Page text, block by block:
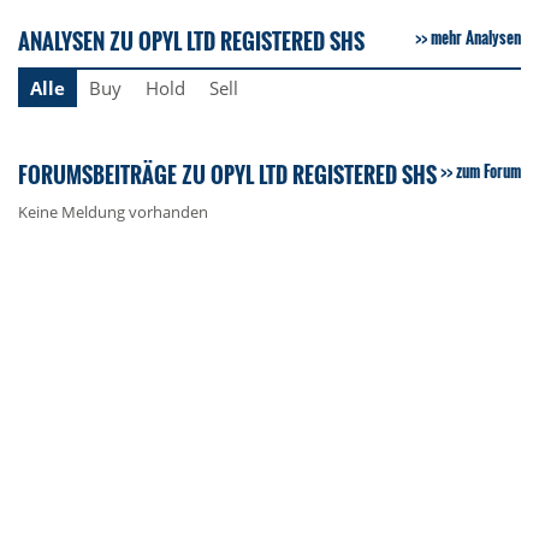
ANALYSEN ZU OPYL LTD REGISTERED SHS mehr Analysen
Alle Buy Hold Sell
FORUMSBEITRÄGE ZU OPYL LTD REGISTERED SHS zum Forum
Keine Meldung vorhanden